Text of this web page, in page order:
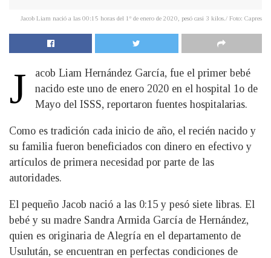
Jacob Liam nació a las 00:15 horas del 1º de enero de 2020, pesó casi 3 kilos./ Foto: Capres
J
acob Liam Hernández García, fue el primer bebé
nacido este uno de enero 2020 en el hospital 1o de
Mayo del ISSS, reportaron fuentes hospitalarias.
Como es tradición cada inicio de año, el recién nacido y
su familia fueron beneficiados con dinero en efectivo y
artículos de primera necesidad por parte de las
autoridades.
El pequeño Jacob nació a las 0:15 y pesó siete libras. El
bebé y su madre Sandra Armida García de Hernández,
quien es originaria de Alegría en el departamento de
Usulután, se encuentran en perfectas condiciones de